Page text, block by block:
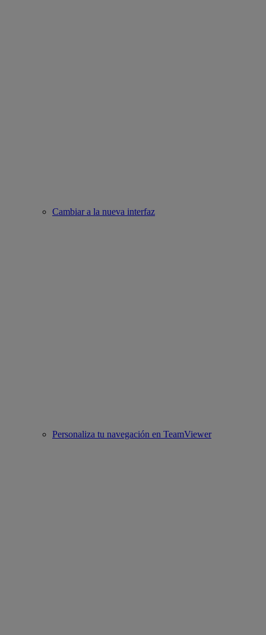
Cambiar a la nueva interfaz
Personaliza tu navegación en TeamViewer